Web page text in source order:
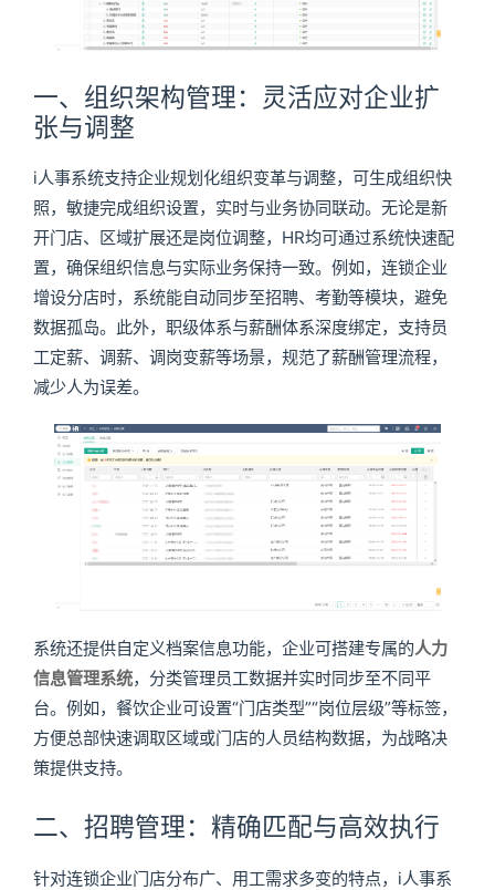
一、组织架构管理：灵活应对企业扩
张与调整
i人事系统支持企业规划化组织变革与调整，可生成组织快
照，敏捷完成组织设置，实时与业务协同联动。无论是新
开门店、区域扩展还是岗位调整，HR均可通过系统快速配
置，确保组织信息与实际业务保持一致。例如，连锁企业
增设分店时，系统能自动同步至招聘、考勤等模块，避免
数据孤岛。此外，职级体系与薪酬体系深度绑定，支持员
工定薪、调薪、调岗变薪等场景，规范了薪酬管理流程，
减少人为误差。
系统还提供自定义档案信息功能，企业可搭建专属的人力
信息管理系统，分类管理员工数据并实时同步至不同平
台。例如，餐饮企业可设置“门店类型”“岗位层级”等标签，
方便总部快速调取区域或门店的人员结构数据，为战略决
策提供支持。
二、招聘管理：精确匹配与高效执行
针对连锁企业门店分布广、用工需求多变的特点，i人事系